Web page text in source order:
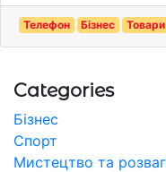
Телефон Бізнес Товари
Categories
Бізнес
Спорт
Мистецтво та